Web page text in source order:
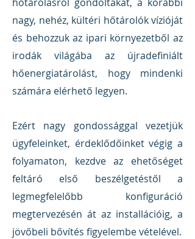
nagy, nehéz, kültéri hőtárolók vízióját
és behozzuk az ipari környezetből az
irodák világába az újradefiniált
hőenergiatárolást, hogy mindenki
számára elérhető legyen.
Ezért nagy gondossággal vezetjük
ügyfeleinket, érdeklődőinket végig a
folyamaton, kezdve az ehetőséget
feltáró első beszélgetéstől a
legmegfelelőbb konfiguráció
megtervezésén át az installációig, a
jövőbeli bővítés figyelembe vételével.